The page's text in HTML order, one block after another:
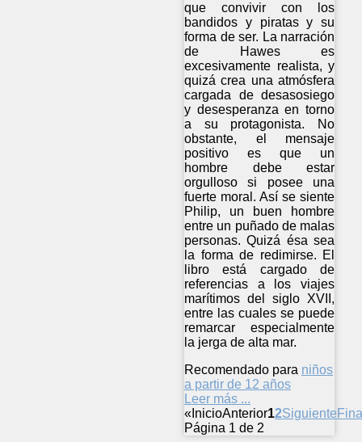
que convivir con los
bandidos y piratas y su
forma de ser. La narración
de Hawes es
excesivamente realista, y
quizá crea una atmósfera
cargada de desasosiego
y desesperanza en torno
a su protagonista. No
obstante, el mensaje
positivo es que un
hombre debe estar
orgulloso si posee una
fuerte moral. Así se siente
Philip, un buen hombre
entre un puñado de malas
personas. Quizá ésa sea
la forma de redimirse. El
libro está cargado de
referencias a los viajes
marítimos del siglo XVII,
entre las cuales se puede
remarcar especialmente
la jerga de alta mar.
Recomendado para niños
a partir de 12 años
Leer más ...
« InicioAnterior12Siguiente
Página 1 de 2